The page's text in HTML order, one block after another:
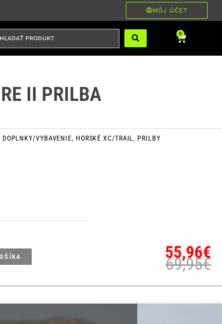
MÔJ ÚČET
0
Cart
II PRILBA
DOPLNKY/VYBAVENIE, HORSKÉ XC/TRAIL , PRILBY
55,96€
69,95€